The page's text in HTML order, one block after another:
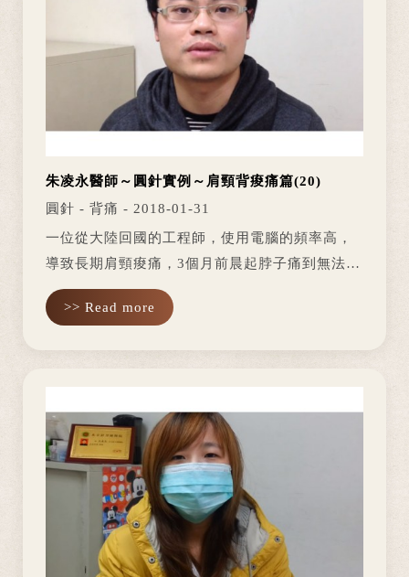
朱凌永醫師～圓針實例～肩頸背痠痛篇(20)
圓針 - 背痛 - 2018-01-31
一位從大陸回國的工程師，使用電腦的頻率高，
導致長期肩頸痠痛，3個月前晨起脖子痛到無法起
身上班，經推拿後有好轉一點，近日搬重物後感
到脖子轉動受限。因媽媽也在朱凌永醫師那做腰
>> Read more